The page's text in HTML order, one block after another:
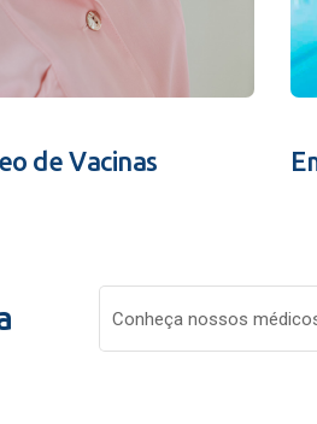
de Vacinas
Conheça nossos